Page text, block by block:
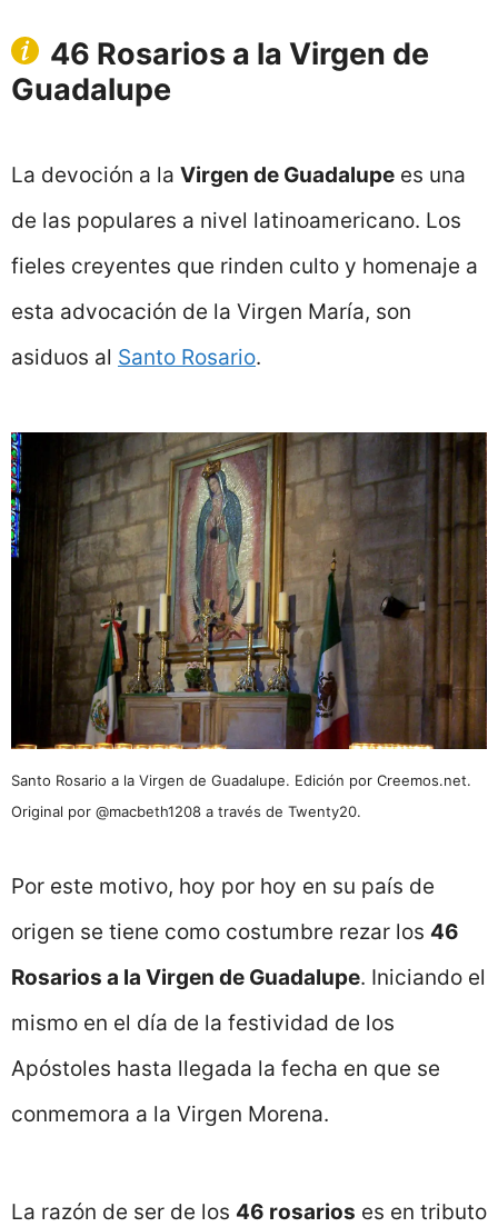
46 Rosarios a la Virgen de
Guadalupe
La devoción a la Virgen de Guadalupe es una
de las populares a nivel latinoamericano. Los
fieles creyentes que rinden culto y homenaje a
esta advocación de la Virgen María, son
asiduos al Santo Rosario.
Santo Rosario a la Virgen de Guadalupe. Edición por Creemos.net.
Original por @macbeth1208 a través de Twenty20.
Por este motivo, hoy por hoy en su país de
origen se tiene como costumbre rezar los 46
Rosarios a la Virgen de Guadalupe. Iniciando el
mismo en el día de la festividad de los
Apóstoles hasta llegada la fecha en que se
conmemora a la Virgen Morena.
La razón de ser de los 46 rosarios es en tributo